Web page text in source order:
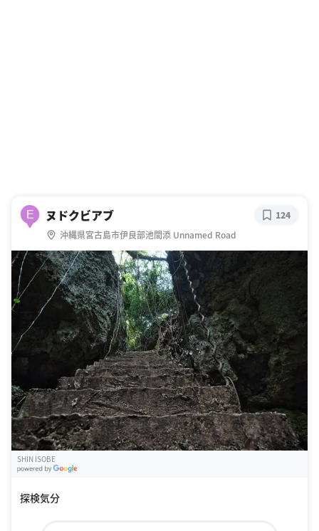
E ヌドクビアブ
沖縄県宮古島市伊良部池間添 Unnamed Road
124
SHIN ISOBE
探検気分